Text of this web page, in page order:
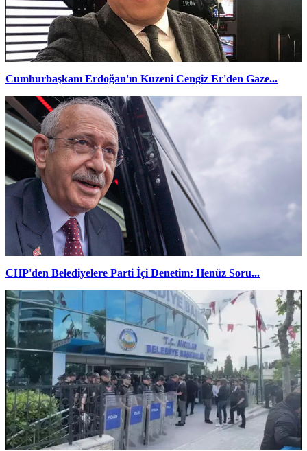
Cumhurbaşkanı Erdoğan'ın Kuzeni Cengiz Er'den Gaze...
CHP'den Belediyelere Parti İçi Denetim: Henüz Soru...